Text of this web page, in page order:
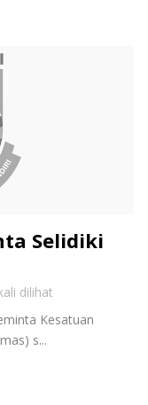
Selidiki
dilihat
Kesatuan
s...